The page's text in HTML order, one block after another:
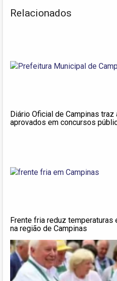
Relacionados
Diário Oficial de Campinas
aprovados em concursos
Frente fria reduz temperaturas
na região de Campinas